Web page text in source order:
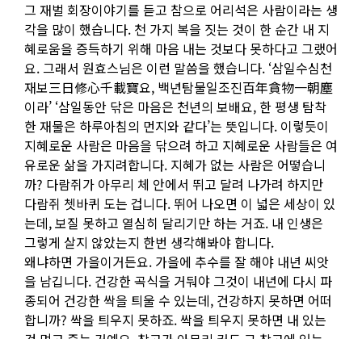
그 재벌 회장이야기를 듣고 참으로 어리석은 사람이라는 생
각을 많이 했습니다. 천 가지 복을 짓는 것이 한 순간 내 지
혜로움을 증득하기 위해 마음 내는 것보다 못하다고 그랬어
요. 그래서 원효스님은 이런 말씀을 했습니다. ‘삼일수심천
재보三日修心千載寶요, 백년탐물일조진百年貪物一朝塵
이라’ ‘삼일동안 닦은 마음은 천년의 보배요, 한 평생 탐착
한 재물은 하루아침의 먼지와 같다’는 뜻입니다. 이렇듯이
지혜로운 사람은 마음을 닦으려 하고 지혜로운 사람들은 여
유로운 삶을 가지려합니다. 지혜가 없는 사람은 어떻습니
까? 다람쥐가 아무리 체 안에서 뛰고 달려 나가려 하지만
다람쥐 쳇바퀴 도는 겁니다. 뛰어 나오면 이 넓은 세상이 있
는데, 보질 못하고 열심히 달리기만 하는 거죠. 내 인생은
그렇게 살지 않았는지 한번 생각해봐야 합니다.
왜냐하면 가을이거든요. 가을에 추수를 잘 해야 내년 씨앗
을 남깁니다. 건강한 곡식을 거둬야 그것이 내년에 다시 파
종되어 건강한 싹을 틔울 수 있는데, 건강하지 못하면 어떠
합니까? 싹을 틔우지 못하죠. 싹을 틔우지 못하면 내 있는